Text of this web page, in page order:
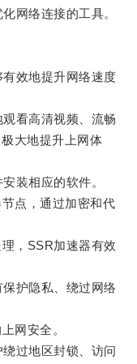
网络连接的工具。
效地提升网络速度
看高清视频、流畅
大地提升上网体
装相应的软件。
点，通过加密和代
，SSR加速器有效
护隐私、绕过网络
网安全。
过地区封锁、访问